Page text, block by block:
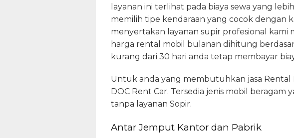
layanan ini terlihat pada biaya sewa yang
memilih tipe kendaraan yang cocok dengan
menyertakan layanan supir profesional
harga rental mobil bulanan dihitung
kurang dari 30 hari anda tetap membayar
Untuk anda yang membutuhkan jasa
DOC Rent Car. Tersedia jenis mobil
tanpa layanan Sopir.
Antar Jemput Kantor dan Pabrik